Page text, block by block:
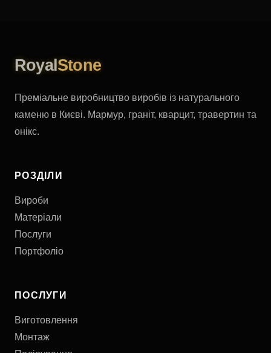
Royal Stone
Преміальне виробництво виробів із натурального
каменю в Києві. Мармур, граніт, кварцит, травертин та
онікс.
РОЗДІЛИ
Вироби
Матеріали
Послуги
Портфоліо
ПОСЛУГИ
Виготовлення
Монтаж